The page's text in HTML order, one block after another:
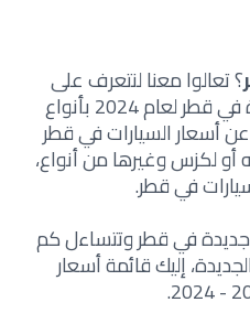
؟ تعالوا معنا لنتعرف على
قائمة أسعار السيارات الجديدة في قطر لعام 2024 بأنواع
أسعار السيارات في قطر
أو لكزس وغيرها من أنواع،
في قطر.
في قطر وتتساءل كم
إليك قائمة أسعار